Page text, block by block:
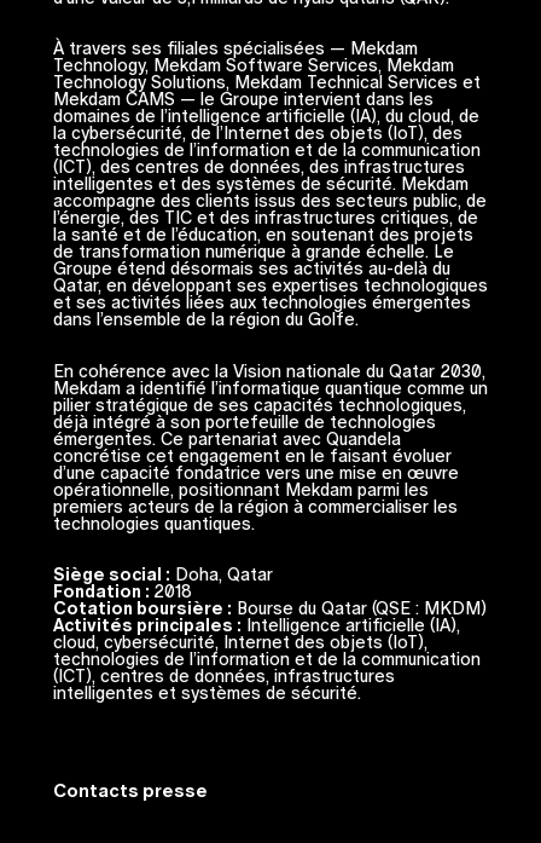
À travers ses filiales spécialisées — Mekdam
Technology, Mekdam Software Services, Mekdam
Technology Solutions, Mekdam Technical Services et
Mekdam CAMS — le Groupe intervient dans les
domaines de l’intelligence artificielle (IA), du cloud, de
la cybersécurité, de l’Internet des objets (IoT), des
technologies de l’information et de la communication
(ICT), des centres de données, des infrastructures
intelligentes et des systèmes de sécurité. Mekdam
accompagne des clients issus des secteurs public, de
l’énergie, des TIC et des infrastructures critiques, de
la santé et de l’éducation, en soutenant des projets
de transformation numérique à grande échelle. Le
Groupe étend désormais ses activités au-delà du
Qatar, en développant ses expertises technologiques
et ses activités liées aux technologies émergentes
dans l’ensemble de la région du Golfe.
En cohérence avec la Vision nationale du Qatar 2030,
Mekdam a identifié l’informatique quantique comme un
pilier stratégique de ses capacités technologiques,
déjà intégré à son portefeuille de technologies
émergentes. Ce partenariat avec Quandela
concrétise cet engagement en le faisant évoluer
d’une capacité fondatrice vers une mise en œuvre
opérationnelle, positionnant Mekdam parmi les
premiers acteurs de la région à commercialiser les
technologies quantiques.
Siège social : Doha, Qatar
Fondation : 2018
Cotation boursière : Bourse du Qatar (QSE : MKDM)
Activités principales : Intelligence artificielle (IA),
cloud, cybersécurité, Internet des objets (IoT),
technologies de l’information et de la communication
(ICT), centres de données, infrastructures
intelligentes et systèmes de sécurité.
Contacts presse